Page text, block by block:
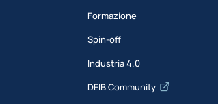
Formazione
Spin-off
Industria 4.0
DEIB Community